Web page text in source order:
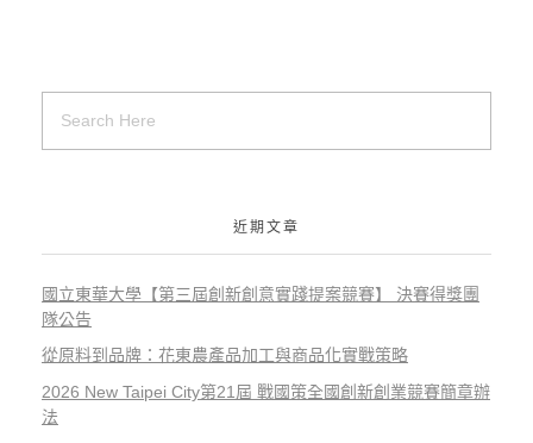
近期文章
國立東華大學【第三屆創新創意實踐提案競賽】 決賽得獎團
隊公告
從原料到品牌：花東農產品加工與商品化實戰策略
2026 New Taipei City第21屆 戰國策全國創新創業競賽簡章辦
法